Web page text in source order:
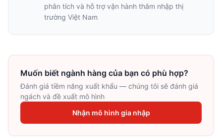
phân tích và hỗ trợ vận hành thâm nhập thị
trường Việt Nam
Muốn biết ngành hàng của bạn có phù hợp?
Đánh giá tiềm năng xuất khẩu — chúng tôi sẽ đánh giá
ngách và đề xuất mô hình
Nhận mô hình gia nhập